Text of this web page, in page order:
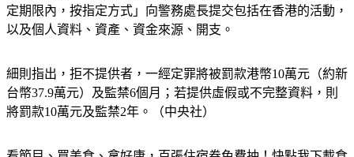
定期限內，按指定方式」向警務處長提交包括在香港的活動，
以及個人資料、資產、資金來源、開支。
細則指出，拒不提供者，一經定罪將被罰款港幣10萬元（約新
台幣37.9萬元）及監禁6個月；若提供虛假或不完整資料，則
將罰款10萬元及監禁2年。（中央社）